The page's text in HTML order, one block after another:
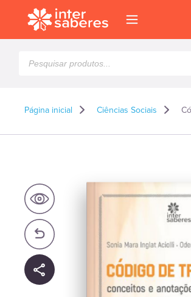
produtos
Página inicial Ciências Sociais